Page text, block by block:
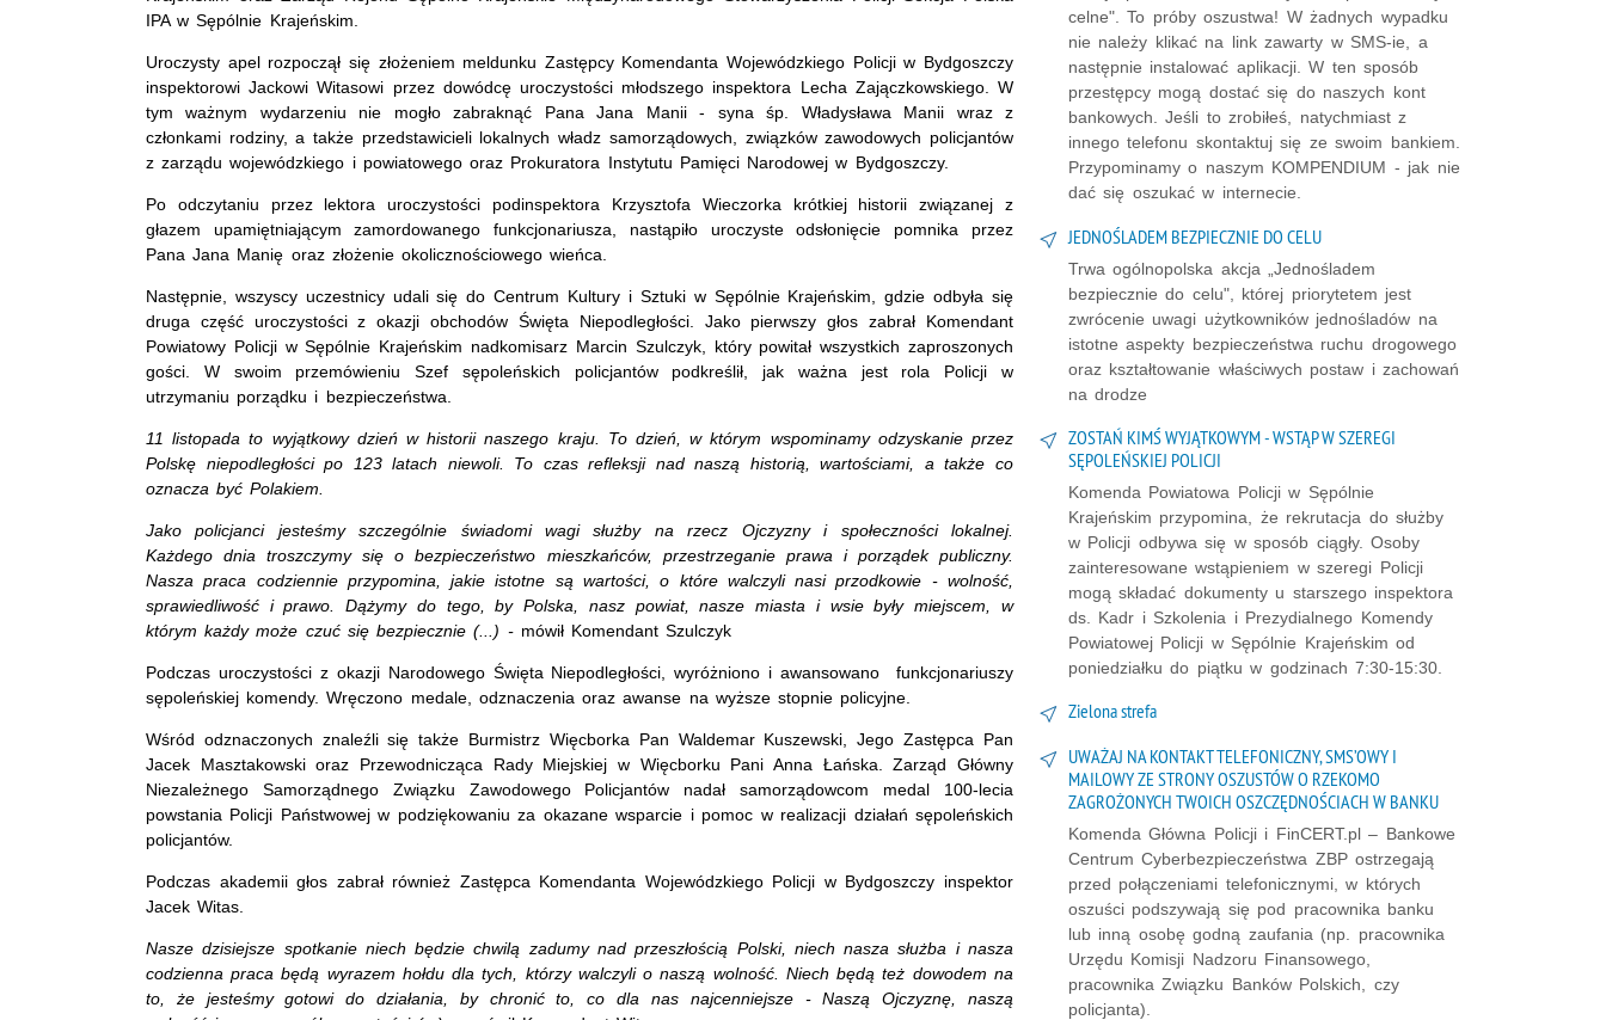
IPA w Sępólnie Krajeńskim.
Uroczysty apel rozpoczął się złożeniem meldunku Zastępcy Komendanta Wojewódzkiego Policji w Bydgoszczy
inspektorowi Jackowi Witasowi przez dowódcę uroczystości młodszego inspektora Lecha Zajączkowskiego. W
tym ważnym wydarzeniu nie mogło zabraknąć Pana Jana Manii - syna śp. Władysława Manii wraz z
członkami rodziny, a także przedstawicieli lokalnych władz samorządowych, związków zawodowych policjantów
z zarządu wojewódzkiego i powiatowego oraz Prokuratora Instytutu Pamięci Narodowej w Bydgoszczy.
Po odczytaniu przez lektora uroczystości podinspektora Krzysztofa Wieczorka krótkiej historii związanej z
głazem upamiętniającym zamordowanego funkcjonariusza, nastąpiło uroczyste odsłonięcie pomnika przez
Pana Jana Manię oraz złożenie okolicznościowego wieńca.
Następnie, wszyscy uczestnicy udali się do Centrum Kultury i Sztuki w Sępólnie Krajeńskim, gdzie odbyła się
druga część uroczystości z okazji obchodów Święta Niepodległości. Jako pierwszy głos zabrał Komendant
Powiatowy Policji w Sępólnie Krajeńskim nadkomisarz Marcin Szulczyk, który powitał wszystkich zaproszonych
gości. W swoim przemówieniu Szef sępoleńskich policjantów podkreślił, jak ważna jest rola Policji w
utrzymaniu porządku i bezpieczeństwa.
11 listopada to wyjątkowy dzień w historii naszego kraju. To dzień, w którym wspominamy odzyskanie przez
Polskę niepodległości po 123 latach niewoli. To czas refleksji nad naszą historią, wartościami, a także co
oznacza być Polakiem.
Jako policjanci jesteśmy szczególnie świadomi wagi służby na rzecz Ojczyzny i społeczności lokalnej.
Każdego dnia troszczymy się o bezpieczeństwo mieszkańców, przestrzeganie prawa i porządek publiczny.
Nasza praca codziennie przypomina, jakie istotne są wartości, o które walczyli nasi przodkowie - wolność,
sprawiedliwość i prawo. Dążymy do tego, by Polska, nasz powiat, nasze miasta i wsie były miejscem, w
którym każdy może czuć się bezpiecznie (...) - mówił Komendant Szulczyk
Podczas uroczystości z okazji Narodowego Święta Niepodległości, wyróżniono i awansowano funkcjonariuszy
sępoleńskiej komendy. Wręczono medale, odznaczenia oraz awanse na wyższe stopnie policyjne.
Wśród odznaczonych znaleźli się także Burmistrz Więcborka Pan Waldemar Kuszewski, Jego Zastępca Pan
Jacek Masztakowski oraz Przewodnicząca Rady Miejskiej w Więcborku Pani Anna Łańska. Zarząd Główny
Niezależnego Samorządnego Związku Zawodowego Policjantów nadał samorządowcom medal 100-lecia
powstania Policji Państwowej w podziękowaniu za okazane wsparcie i pomoc w realizacji działań sępoleńskich
policjantów.
Podczas akademii głos zabrał również Zastępca Komendanta Wojewódzkiego Policji w Bydgoszczy inspektor
Jacek Witas.
Nasze dzisiejsze spotkanie niech będzie chwilą zadumy nad przeszłością Polski, niech nasza służba i nasza
codzienna praca będą wyrazem hołdu dla tych, którzy walczyli o naszą wolność. Niech będą też dowodem na
to, że jesteśmy gotowi do działania, by chronić to, co dla nas najcenniejsze - Naszą Ojczyznę, naszą
celne". To próby oszustwa! W żadnych wypadku
nie należy klikać na link zawarty w SMS-ie, a
następnie instalować aplikacji. W ten sposób
przestępcy mogą dostać się do naszych kont
bankowych. Jeśli to zrobiłeś, natychmiast z
innego telefonu skontaktuj się ze swoim bankiem.
Przypominamy o naszym KOMPENDIUM - jak nie
dać się oszukać w internecie.
JEDNOŚLADEM BEZPIECZNIE DO CELU
Trwa ogólnopolska akcja „Jednośladem
bezpiecznie do celu", której priorytetem jest
zwrócenie uwagi użytkowników jednośladów na
istotne aspekty bezpieczeństwa ruchu drogowego
oraz kształtowanie właściwych postaw i zachowań
na drodze
ZOSTAŃ KIMŚ WYJĄTKOWYM - WSTĄP W SZEREGI
SĘPOLEŃSKIEJ POLICJI
Komenda Powiatowa Policji w Sępólnie
Krajeńskim przypomina, że rekrutacja do służby
w Policji odbywa się w sposób ciągły. Osoby
zainteresowane wstąpieniem w szeregi Policji
mogą składać dokumenty u starszego inspektora
ds. Kadr i Szkolenia i Prezydialnego Komendy
Powiatowej Policji w Sępólnie Krajeńskim od
poniedziałku do piątku w godzinach 7:30-15:30.
Zielona strefa
UWAŻAJ NA KONTAKT TELEFONICZNY, SMS’OWY I
MAILOWY ZE STRONY OSZUSTÓW O RZEKOMO
ZAGROŻONYCH TWOICH OSZCZĘDNOŚCIACH W BANKU
Komenda Główna Policji i FinCERT.pl – Bankowe
Centrum Cyberbezpieczeństwa ZBP ostrzegają
przed połączeniami telefonicznymi, w których
oszuści podszywają się pod pracownika banku
lub inną osobę godną zaufania (np. pracownika
Urzędu Komisji Nadzoru Finansowego,
pracownika Związku Banków Polskich, czy
policjanta).